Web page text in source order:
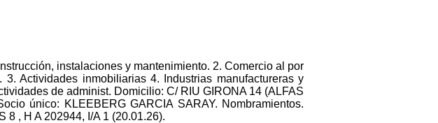
instalaciones y mantenimiento. 2. Comercio al por
Actividades inmobiliarias 4. Industrias manufactureras y
de administ. Domicilio: C/ RIU GIRONA 14 (ALFAS
único: KLEEBERG GARCIA SARAY. Nombramientos.
, H A 202944, I/A 1 (20.01.26).